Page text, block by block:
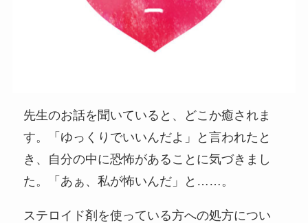
先生のお話を聞いていると、どこか癒されま
す。「ゆっくりでいいんだよ」と言われたと
き、自分の中に恐怖があることに気づきまし
た。「あぁ、私が怖いんだ」と……。
ステロイド剤を使っている方への処方につい